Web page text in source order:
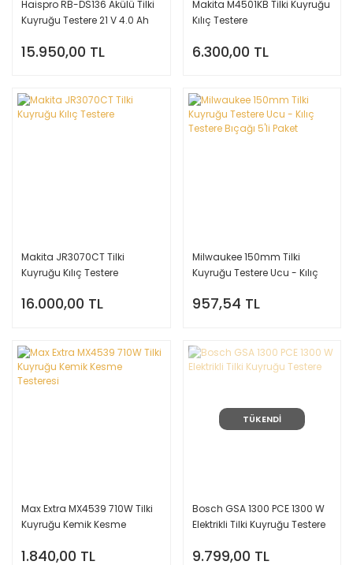
Haispro RB-DS136 Akülü Tilki
Kuyruğu Testere 21 V 4.0 Ah
15.950,00 TL
Makita M4501KB Tilki Kuyruğu
Kılıç Testere
6.300,00 TL
Makita JR3070CT Tilki
Kuyruğu Kılıç Testere
16.000,00 TL
Milwaukee 150mm Tilki
Kuyruğu Testere Ucu - Kılıç
957,54 TL
Max Extra MX4539 710W Tilki
Kuyruğu Kemik Kesme
1.840,00 TL
TÜKENDİ
Bosch GSA 1300 PCE 1300 W
Elektrikli Tilki Kuyruğu Testere
9.799,00 TL